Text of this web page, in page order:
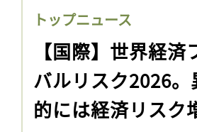
トップニュース
【国際】世界経
バルリスク2026
的には経済リスク